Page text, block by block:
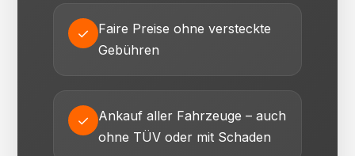
✓
Faire Preise ohne versteckte
Gebühren
✓
Ankauf aller Fahrzeuge – auch
ohne TÜV oder mit Schaden